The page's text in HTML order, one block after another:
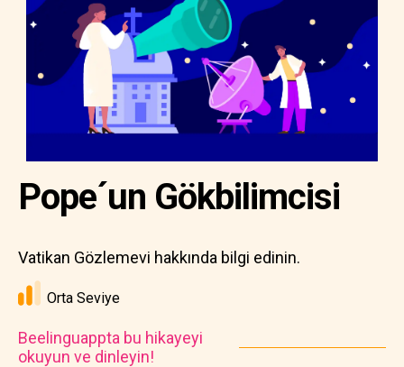
Pope´un Gökbilimcisi
Vatikan Gözlemevi hakkında bilgi edinin.
Orta Seviye
Beelinguappta bu hikayeyi
okuyun ve dinleyin!